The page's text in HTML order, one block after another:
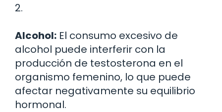
2.
Alcohol: El consumo excesivo de
alcohol puede interferir con la
producción de testosterona en el
organismo femenino, lo que puede
afectar negativamente su equilibrio
hormonal.